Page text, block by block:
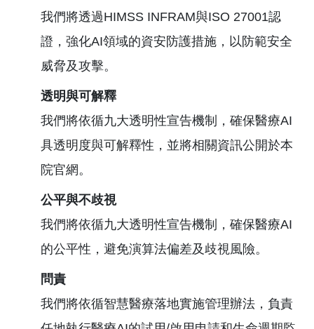
我們將透過HIMSS INFRAM與ISO 27001認
證，強化AI領域的資安防護措施，以防範安全
威脅及攻擊。
透明與可解釋
我們將依循九大透明性宣告機制，確保醫療AI
具透明度與可解釋性，並將相關資訊公開於本
院官網。
公平與不歧視
我們將依循九大透明性宣告機制，確保醫療AI
的公平性，避免演算法偏差及歧視風險。
問責
我們將依循智慧醫療落地實施管理辦法，負責